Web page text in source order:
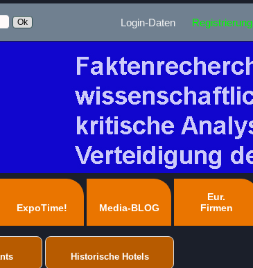
Login-Daten Registrierung
ExpoTime! Media-BLOG
Eur.
Firmen
Historische Hotels